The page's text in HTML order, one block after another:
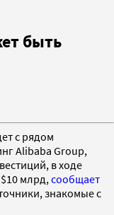
быть
с рядом
Alibaba Group,
в ходе
млрд, сообщает
знакомые с